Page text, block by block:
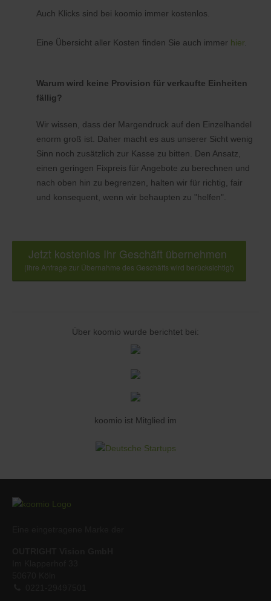
Auch Klicks sind bei koomio immer kostenlos.
Eine Übersicht aller Kosten finden Sie auch immer hier.
Warum wird keine Provision für verkaufte Einheiten
fällig?
Wir wissen, dass der Margendruck auf den Einzelhandel
enorm groß ist. Daher macht es aus unserer Sicht wenig
Sinn noch zusätzlich zur Kasse zu bitten. Den Ansatz,
einen geringen Fixpreis für Angebote zu berechnen und
nach oben hin zu begrenzen, halten wir für richtig, fair
und konsequent, wenn wir behaupten zu "helfen".
Jetzt kostenlos Ihr Geschäft übernehmen
(Ihre Anfrage zur Übernahme des Geschäfts wird berücksichtigt)
Über koomio wurde berichtet bei:
koomio ist Mitglied im